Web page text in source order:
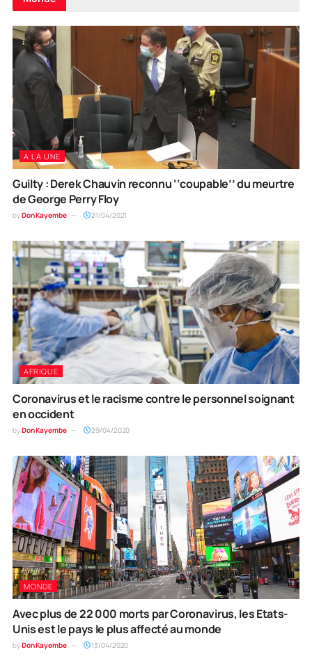
A LA UNE
Guilty : Derek Chauvin reconnu ‘‘coupable’’ du meurtre
de George Perry Floy
byDon Kayembe 21/04/2021
AFRIQUE
Coronavirus et le racisme contre le personnel soignant
en occident
byDon Kayembe 29/04/2020
MONDE
Avec plus de 22 000 morts par Coronavirus, les Etats-
Unis est le pays le plus affecté au monde
byDon Kayembe 13/04/2020